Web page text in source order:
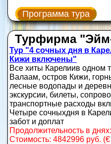
Программа тура
Турфирма
Тур "4 сочных дня в
Кижи включены"
Все хиты Карелиив одном
Валаам, остров Кижи,
лесные водопады и
экскурсии, билеты,
транспортные расходы
Четыре сочныхдня в
забот и доплат
Продолжительность в
Стоимость: 4842996 руб.